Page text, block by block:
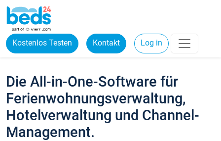
Kostenlos Testen Kontakt Log in
Die All-in-One-Software für
Ferienwohnungsverwaltung,
Hotelverwaltung und Channel-
Management.